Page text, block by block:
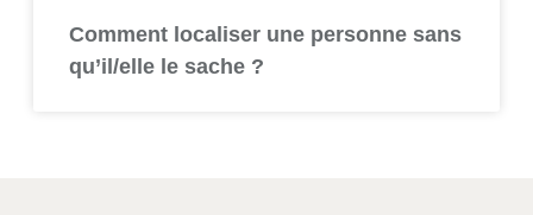
Comment localiser une personne sans
qu’il/elle le sache ?